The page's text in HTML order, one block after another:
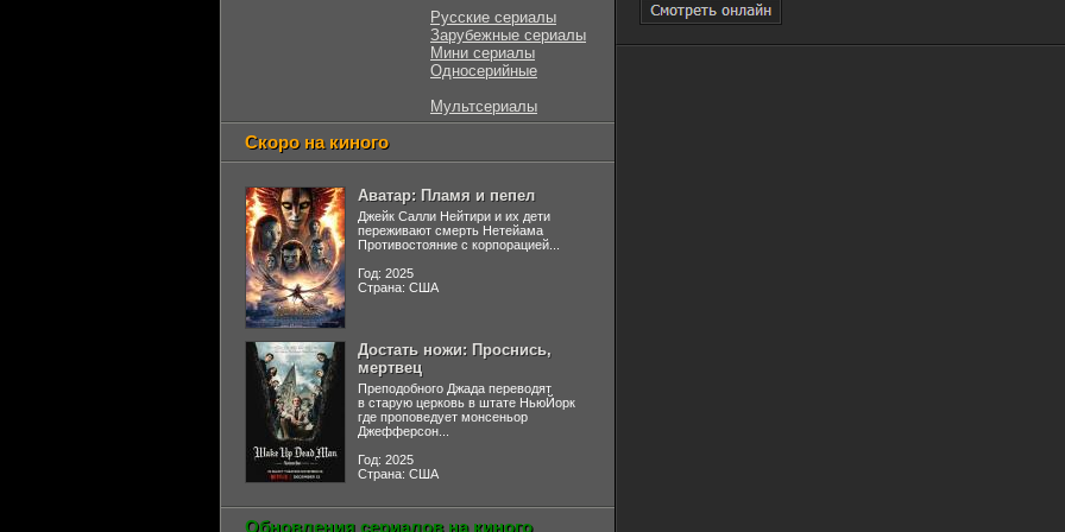
Русские сериалы
Зарубежные сериалы
Мини сериалы
Односерийные
Мультсериалы
Скоро на киного
Аватар: Пламя и пепел
Джейк Салли Нейтири и их дети
переживают смерть Нетейама
Противостояние с корпорацией...
Год: 2025
Страна: США
Достать ножи: Проснись,
мертвец
Преподобного Джада переводят
в старую церковь в штате НьюЙорк
где проповедует монсеньор
Джефферсон...
Год: 2025
Страна: США
Обновления сериалов на киного